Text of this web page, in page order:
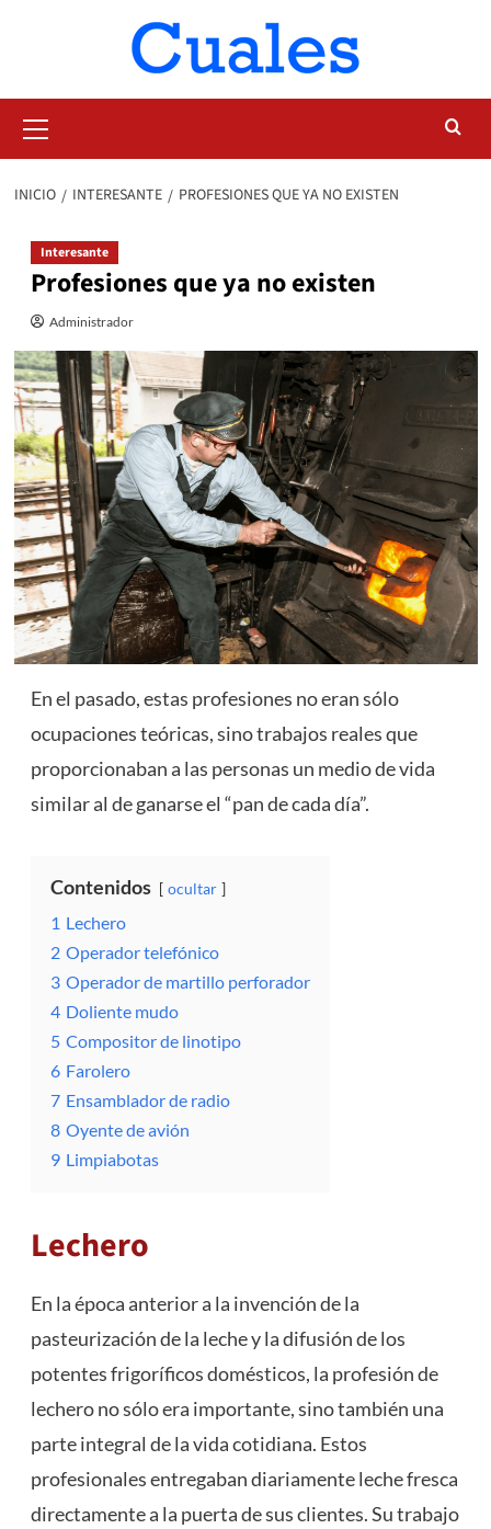
primario
INICIO INTERESANTE PROFESIONES QUE YA NO EXISTEN
Interesante
Profesiones que ya no existen
Administrador
En el pasado, estas profesiones no eran sólo
ocupaciones teóricas, sino trabajos reales que
proporcionaban a las personas un medio de vida
similar al de ganarse el “pan de cada día”.
Contenidos ocultar
1 Lechero
2 Operador telefónico
3 Operador de martillo perforador
4 Doliente mudo
5 Compositor de linotipo
6 Farolero
7 Ensamblador de radio
8 Oyente de avión
9 Limpiabotas
Lechero
En la época anterior a la invención de la
pasteurización de la leche y la difusión de los
potentes frigoríficos domésticos, la profesión de
lechero no sólo era importante, sino también una
parte integral de la vida cotidiana. Estos
profesionales entregaban diariamente leche fresca
directamente a la puerta de sus clientes. Su trabajo